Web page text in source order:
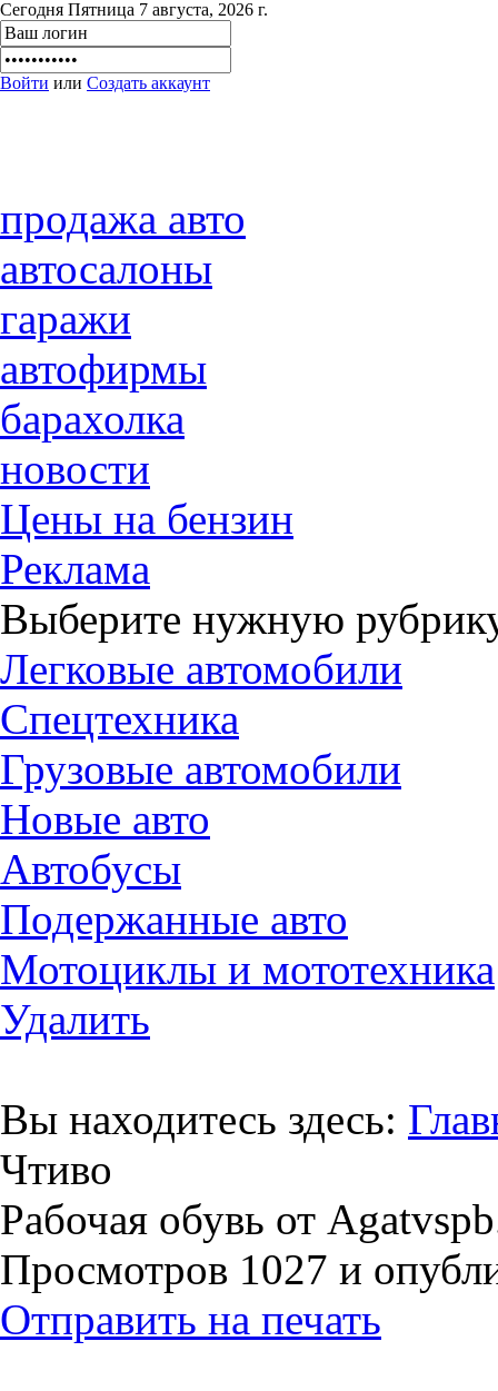
Сегодня Пятница 7 августа, 2026 г.
Войти или Создать аккаунт
продажа авто
автосалоны
гаражи
автофирмы
барахолка
новости
Цены на бензин
Реклама
Выберите нужную
Легковые автомобили
Спецтехника
Грузовые автомобили
Новые авто
Автобусы
Подержанные авто
Мотоциклы и мототехника
Удалить
Вы находитесь здесь:
Чтиво
Рабочая обувь от
Просмотров 1027 и
Отправить на печать